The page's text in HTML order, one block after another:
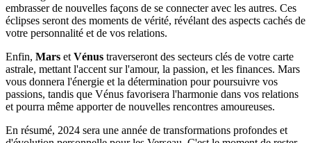
embrasser de nouvelles façons de se connecter avec les autres. Ces
éclipses seront des moments de vérité, révélant des aspects cachés de
votre personnalité et de vos relations.
Enfin, Mars et Vénus traverseront des secteurs clés de votre carte
astrale, mettant l'accent sur l'amour, la passion, et les finances. Mars
vous donnera l'énergie et la détermination pour poursuivre vos
passions, tandis que Vénus favorisera l'harmonie dans vos relations
et pourra même apporter de nouvelles rencontres amoureuses.
En résumé, 2024 sera une année de transformations profondes et